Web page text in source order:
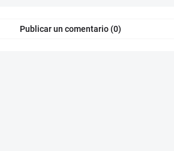
Publicar un comentario (0)